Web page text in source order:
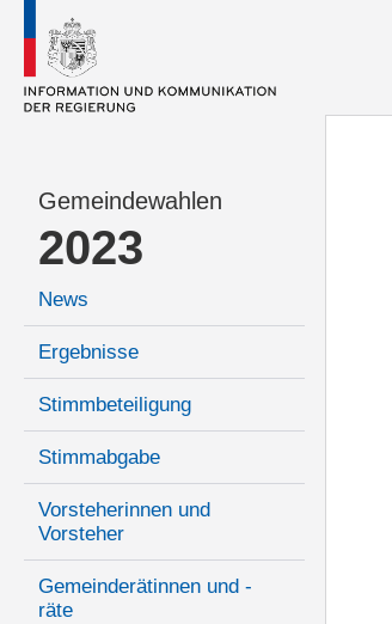
Gemeindewahlen
2023
News
Ergebnisse
Stimmbeteiligung
Stimmabgabe
Vorsteherinnen und
Vorsteher
Gemeinderätinnen und -
räte